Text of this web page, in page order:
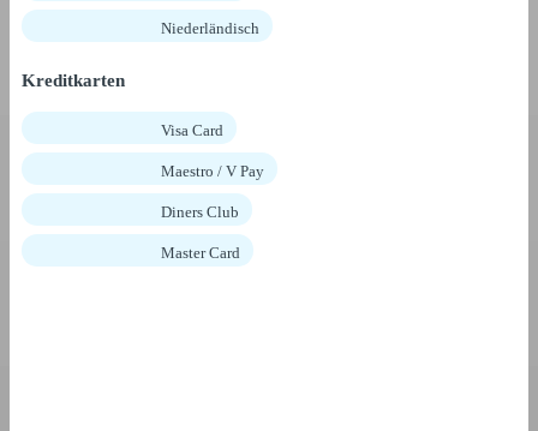
Niederländisch
Kreditkarten
Visa Card
Maestro / V Pay
Diners Club
Master Card